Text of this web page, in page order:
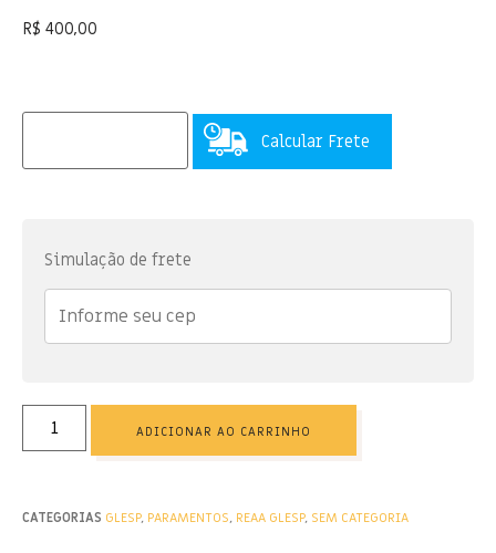
R$ 400,00
Calcular Frete
Simulação de frete
ADICIONAR AO CARRINHO
CATEGORIAS GLESP, PARAMENTOS, REAA GLESP, SEM CATEGORIA